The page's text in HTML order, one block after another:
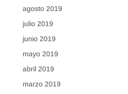
agosto 2019
julio 2019
junio 2019
mayo 2019
abril 2019
marzo 2019